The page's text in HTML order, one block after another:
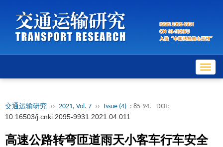
交通运输研究 ›› 2021, Vol. 7 ›› Issue (4) : 85-94. DOI:
10.16503/j.cnki.2095-9931.2021.04.011
高速公路转弯匝道雨天小客车行车安全